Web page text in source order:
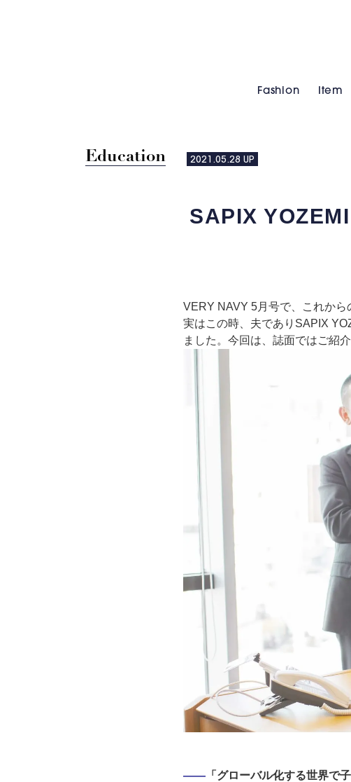
Fashion Item
Education 2021.05.28 UP
SAPIX
VERY NAVY 5月号で、 これから
実はこの時、夫でありSAPIX
ました。今回は、誌面ではご紹
―― 「グローバル化する世界で